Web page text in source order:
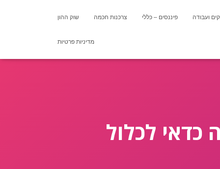
ועבודה פיננסים – כללי צרכנות חכמה שוק ההון
מדיניות פרטיות
לכלול